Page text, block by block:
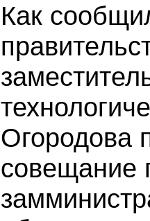
Как
Огородова
совещание